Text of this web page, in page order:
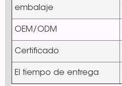
embalaje
OEM/ODM
Certificado
El tiempo de entrega